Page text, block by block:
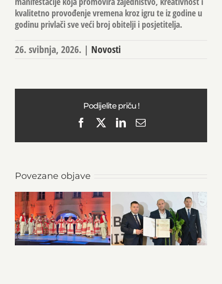
kvalitetno provođenje vremena kroz igru te iz godine u
godinu privlači sve veći broj obitelji i posjetitelja.
26. svibnja, 2026. | Novosti
Podijelite priču !
FacebookLinkedIn
Email
Povezane objave